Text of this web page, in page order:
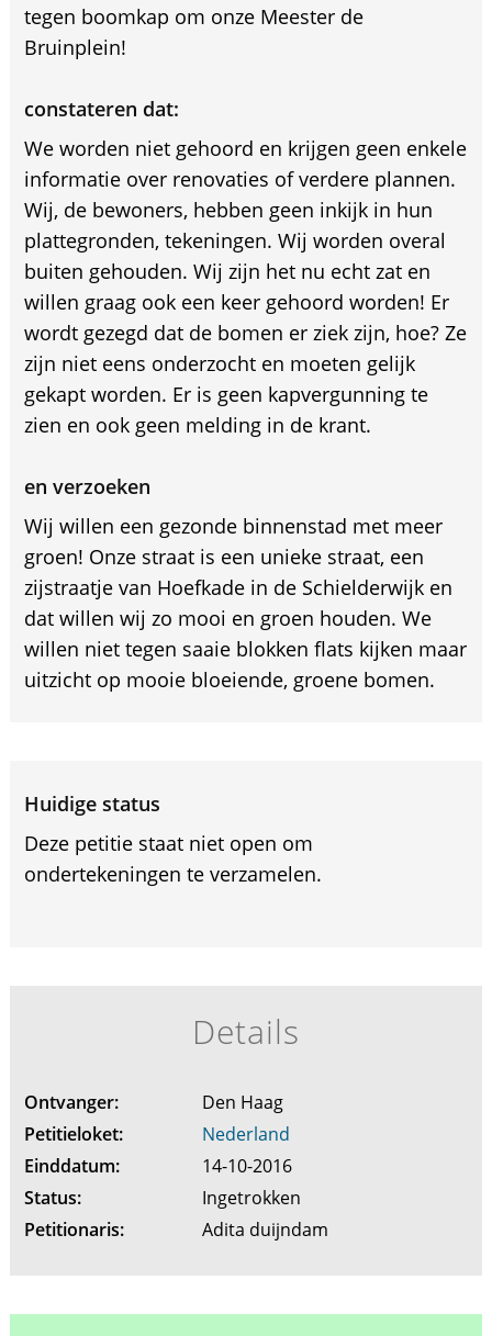
tegen boomkap om onze Meester de
Bruinplein!
constateren dat:
We worden niet gehoord en krijgen geen enkele
informatie over renovaties of verdere plannen.
Wij, de bewoners, hebben geen inkijk in hun
plattegronden, tekeningen. Wij worden overal
buiten gehouden. Wij zijn het nu echt zat en
willen graag ook een keer gehoord worden! Er
wordt gezegd dat de bomen er ziek zijn, hoe? Ze
zijn niet eens onderzocht en moeten gelijk
gekapt worden. Er is geen kapvergunning te
zien en ook geen melding in de krant.
en verzoeken
Wij willen een gezonde binnenstad met meer
groen! Onze straat is een unieke straat, een
zijstraatje van Hoefkade in de Schielderwijk en
dat willen wij zo mooi en groen houden. We
willen niet tegen saaie blokken flats kijken maar
uitzicht op mooie bloeiende, groene bomen.
Huidige status
Deze petitie staat niet open om
ondertekeningen te verzamelen.
Details
Ontvanger:
Den Haag
Petitieloket:
Nederland
Einddatum:
14-10-2016
Status:
Ingetrokken
Petitionaris:
Adita duijndam